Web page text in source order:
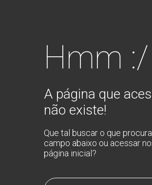
Hmm :/
A página que
não existe!
Que tal buscar o que
campo abaixo ou acessar
página inicial?